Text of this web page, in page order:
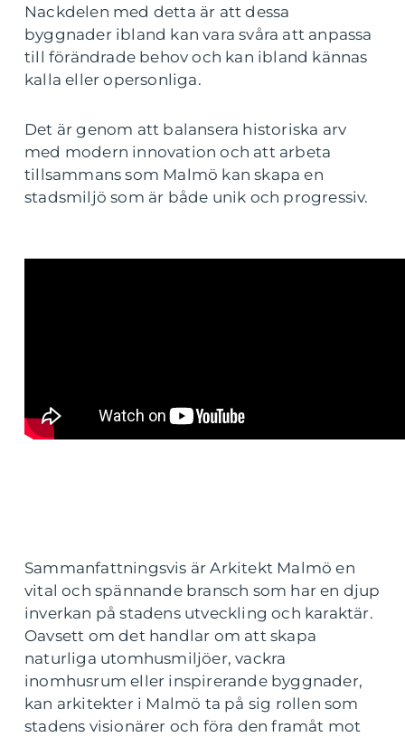
Nackdelen med detta är att dessa
byggnader ibland kan vara svåra att anpassa
till förändrade behov och kan ibland kännas
kalla eller opersonliga.
Det är genom att balansera historiska arv
med modern innovation och att arbeta
tillsammans som Malmö kan skapa en
stadsmiljö som är både unik och progressiv.
Sammanfattningsvis är Arkitekt Malmö en
vital och spännande bransch som har en djup
inverkan på stadens utveckling och karaktär.
Oavsett om det handlar om att skapa
naturliga utomhusmiljöer, vackra
inomhusrum eller inspirerande byggnader,
kan arkitekter i Malmö ta på sig rollen som
stadens visionärer och föra den framåt mot